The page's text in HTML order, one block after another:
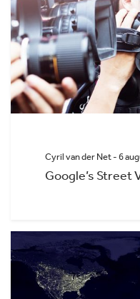
Cyril van der Net - 6
Google’s Street